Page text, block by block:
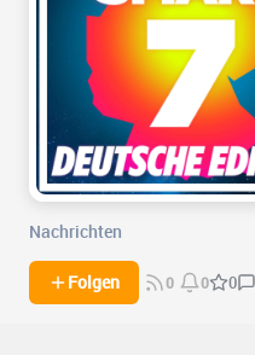
Nachrichten
Folgen 0 0 0